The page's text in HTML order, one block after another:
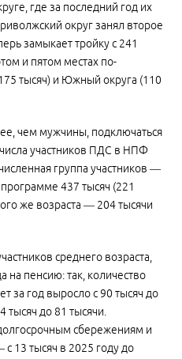
где за последний год их
округ занял второе
замыкает тройку с 241
и пятом местах по-
тысяч) и Южный округа (110
чем мужчины, подключаться
участников ПДС в НПФ
группа участников —
437 тысяч (221
же возраста — 204 тысячи
среднего возраста,
пенсию: так, количество
за год выросло с 90 тысяч до
тысяч до 81 тысячи.
сбережениям и
13 тысяч в 2025 году до